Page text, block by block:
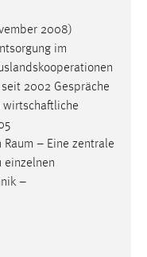
2008)
im
2002 Gespräche
wirtschaftliche
Raum – Eine zentrale
einzelnen
–